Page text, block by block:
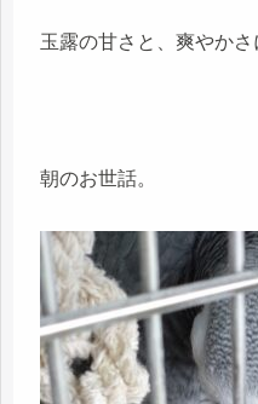
玉露の甘さと、爽やかさ
朝のお世話。